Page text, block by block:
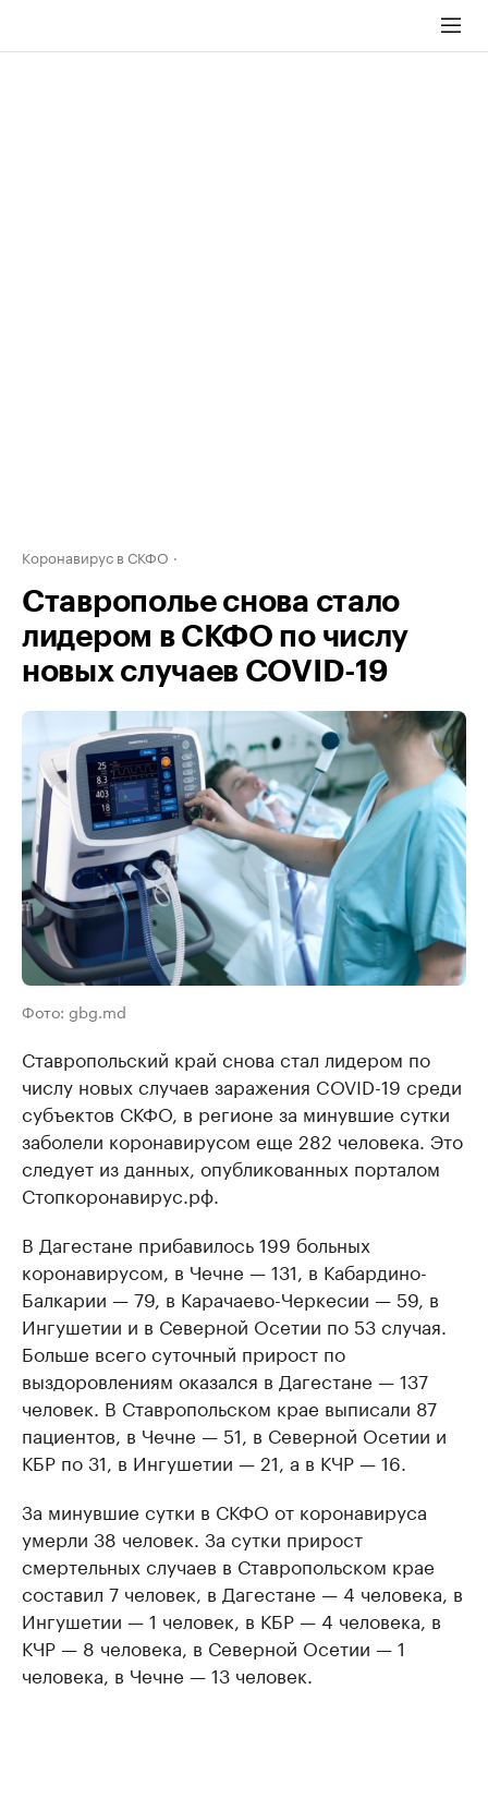
Коронавирус в СКФО
Ставрополье снова стало
лидером в СКФО по числу
новых случаев COVID-19
Фото: gbg.md
Ставропольский край снова стал лидером по
числу новых случаев заражения COVID-19 среди
субъектов СКФО, в регионе за минувшие сутки
заболели коронавирусом еще 282 человека. Это
следует из данных, опубликованных порталом
Стопкоронавирус.рф.
В Дагестане прибавилось 199 больных
коронавирусом, в Чечне — 131, в Кабардино-
Балкарии — 79, в Карачаево-Черкесии — 59, в
Ингушетии и в Северной Осетии по 53 случая.
Больше всего суточный прирост по
выздоровлениям оказался в Дагестане — 137
человек. В Ставропольском крае выписали 87
пациентов, в Чечне — 51, в Северной Осетии и
КБР по 31, в Ингушетии — 21, а в КЧР — 16.
За минувшие сутки в СКФО от коронавируса
умерли 38 человек. За сутки прирост
смертельных случаев в Ставропольском крае
составил 7 человек, в Дагестане — 4 человека, в
Ингушетии — 1 человек, в КБР — 4 человека, в
КЧР — 8 человека, в Северной Осетии — 1
человека, в Чечне — 13 человек.